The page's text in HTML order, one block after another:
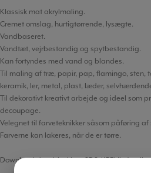
Klassisk mat akrylmaling.
Cremet omslag, hurtigtørrende, lysægte.
Vandbaseret.
Vandtæt, vejrbestandig og spytbestandig.
Kan fortyndes med vand og blandes.
Til maling af træ, papir, pap, flamingo, sten,
keramik, ler, metal, plast, læder,
Til dekorativt kreativt arbejde og ideel som
decoupage.
Velegnet til farveteknikker såsom påføring
Farverne kan lakeres, når de er tørre.
Download datablad her: